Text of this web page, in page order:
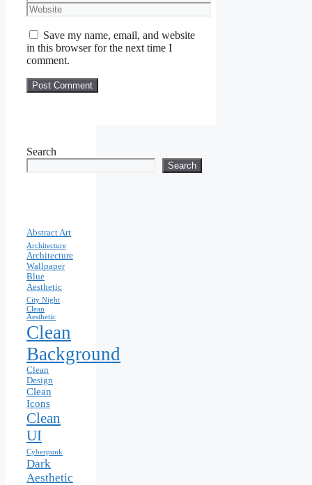
Website
Save my name, email, and website
in this browser for the next time I
comment.
Search
Search
Abstract Art
Architecture
Architecture
Wallpaper
Blue
Aesthetic
City Night
Clean
Aesthetic
Clean
Background
Clean
Design
Clean
Icons
Clean
UI
Cyberpunk
Dark
Aesthetic